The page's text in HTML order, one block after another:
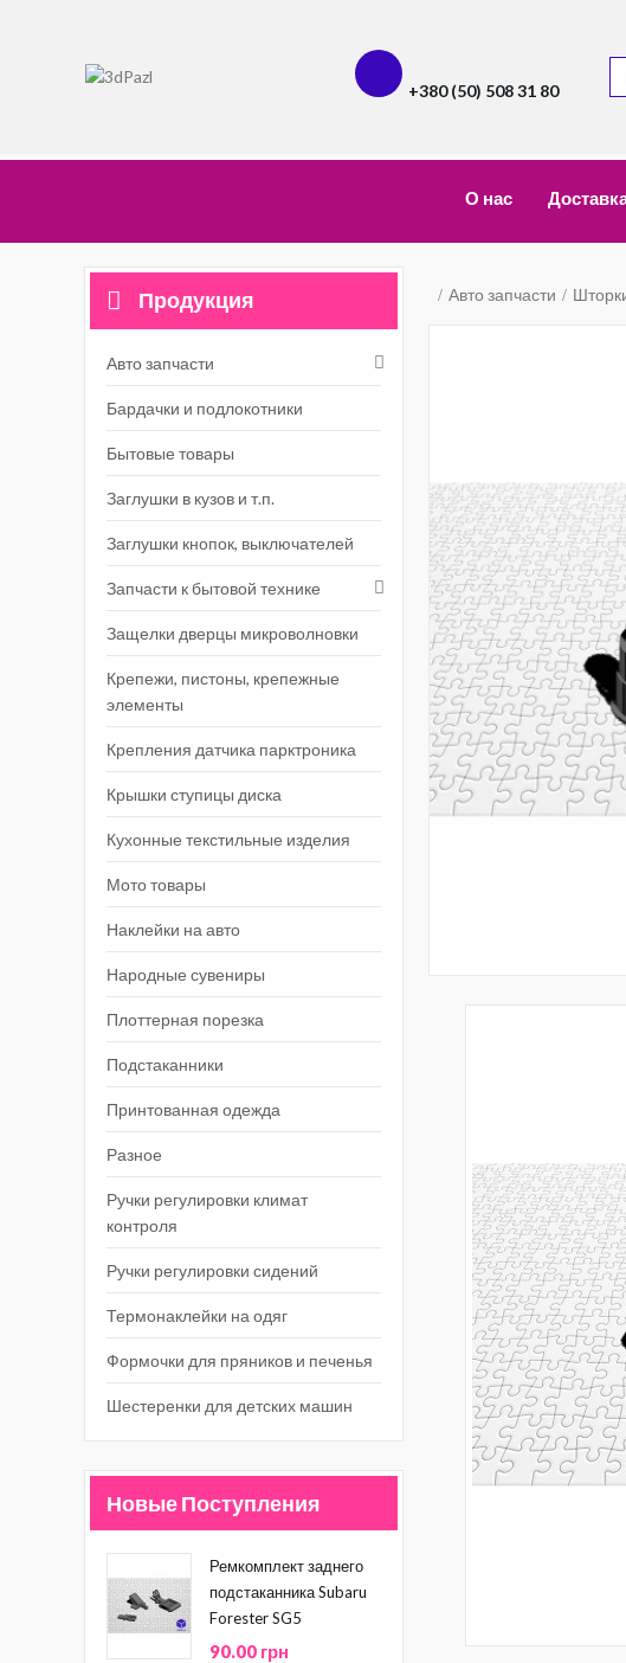
+380 (50) 508 31 80
О нас
Продукция
Авто запчасти
Бардачки и подлокотники
Бытовые товары
Заглушки в кузов и т.п.
Заглушки кнопок, выключателей
Запчасти к бытовой технике
Защелки дверцы микроволновки
Крепежи, пистоны, крепежные
элементы
Крепления датчика парктроника
Крышки ступицы диска
Кухонные текстильные изделия
Мото товары
Наклейки на авто
Народные сувениры
Плоттерная порезка
Подстаканники
Принтованная одежда
Разное
Ручки регулировки климат
контроля
Ручки регулировки сидений
Термонаклейки на одяг
Формочки для пряников и печенья
Шестеренки для детских машин
Новые Поступления
Ремкомплект заднего
подстаканника Subaru
Forester SG5
90.00 грн
Авто запчасти